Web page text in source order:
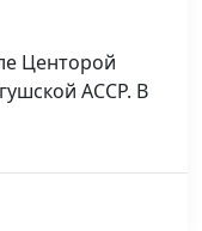
Центорой
АССР. В